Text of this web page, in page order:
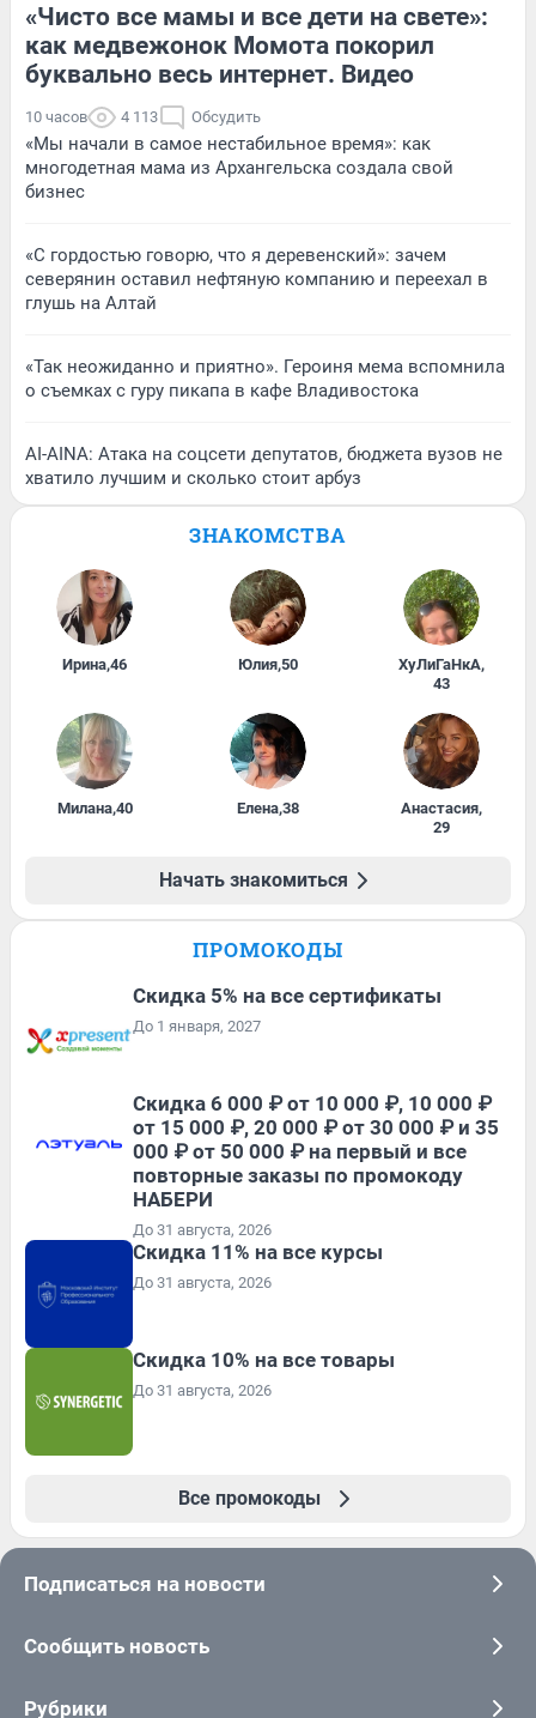
«Чисто все мамы и все дети на свете»:
как медвежонок Момота покорил
буквально весь интернет. Видео
10 часов 4 113 Обсудить
«Мы начали в самое нестабильное время»: как
многодетная мама из Архангельска создала свой
бизнес
«С гордостью говорю, что я деревенский»: зачем
северянин оставил нефтяную компанию и переехал в
глушь на Алтай
«Так неожиданно и приятно». Героиня мема вспомнила
о съемках с гуру пикапа в кафе Владивостока
AI-AINA: Атака на соцсети депутатов, бюджета вузов не
хватило лучшим и сколько стоит арбуз
ЗНАКОМСТВА
Ирина,46 Юлия,50 ХуЛиГаНкА,
43
Милана,40 Елена,38 Анастасия,
29
Начать знакомиться
ПРОМОКОДЫ
Скидка 5% на все сертификаты
До 1 января, 2027
Скидка 6 000 ₽ от 10 000 ₽, 10 000 ₽
от 15 000 ₽, 20 000 ₽ от 30 000 ₽ и 35
000 ₽ от 50 000 ₽ на первый и все
повторные заказы по промокоду
НАБЕРИ
До 31 августа, 2026
Скидка 11% на все курсы
До 31 августа, 2026
Скидка 10% на все товары
До 31 августа, 2026
Все промокоды
Подписаться на новости
Сообщить новость
Рубрики